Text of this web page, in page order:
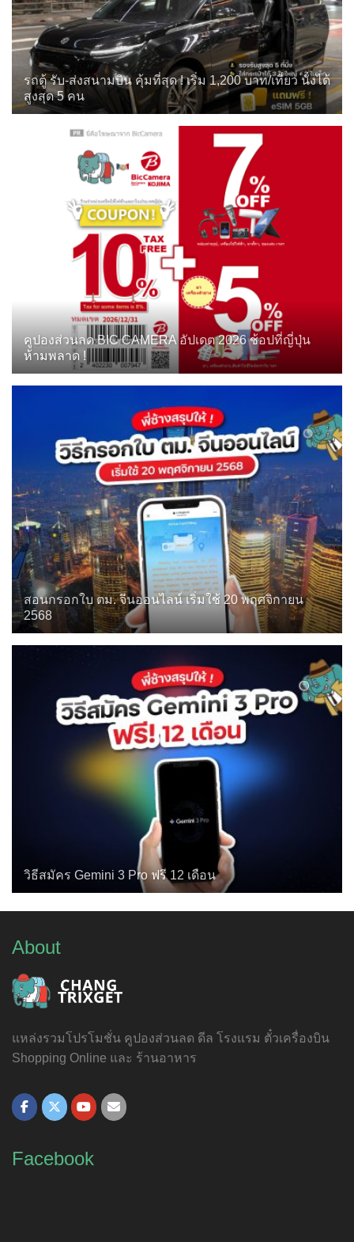
รถตู้ รับ-ส่งสนามบิน คุ้มที่สุด ! เริ่ม 1,200 บาท/เที่ยว นั่งได้
สูงสุด 5 คน
คูปองส่วนลด BIC CAMERA อัปเดต 2026 ช้อปที่ญี่ปุ่น
ห้ามพลาด !
สอนกรอกใบ ตม. จีนออนไลน์ เริ่มใช้ 20 พฤศจิกายน
2568
วิธีสมัคร Gemini 3 Pro ฟรี 12 เดือน
About
แหล่งรวมโปรโมชั่น คูปองส่วนลด ดีล โรงแรม ตั๋วเครื่องบิน
Shopping Online และ ร้านอาหาร
Facebook